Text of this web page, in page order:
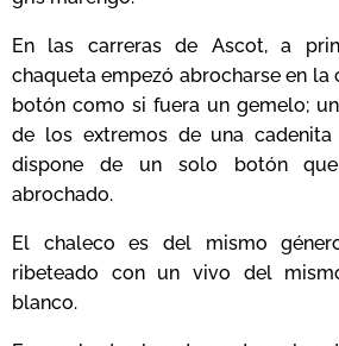
En las carreras de Ascot, a
chaqueta empezó abrocharse en
botón como si fuera un gemelo;
de los extremos de una cadenita
dispone de un solo botón
abrochado.
El chaleco es del mismo
ribeteado con un vivo del
blanco.